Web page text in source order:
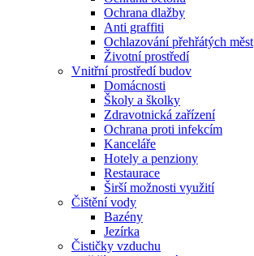
Ochrana dlažby
Anti graffiti
Ochlazování přehřátých měst
Životní prostředí
Vnitřní prostředí budov
Domácnosti
Školy a školky
Zdravotnická zařízení
Ochrana proti infekcím
Kanceláře
Hotely a penziony
Restaurace
Širší možnosti využití
Čištění vody
Bazény
Jezírka
Čističky vzduchu